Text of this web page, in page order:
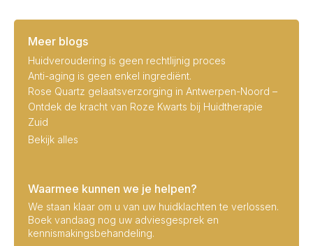
Meer blogs
Huidveroudering is geen rechtlijnig proces
Anti-aging is geen enkel ingrediënt.
Rose Quartz gelaatsverzorging in Antwerpen-Noord –
Ontdek de kracht van Roze Kwarts bij Huidtherapie
Zuid
Bekijk alles
Waarmee kunnen we je helpen?
We staan klaar om u van uw huidklachten te verlossen.
Boek vandaag nog uw adviesgesprek en
kennismakingsbehandeling.